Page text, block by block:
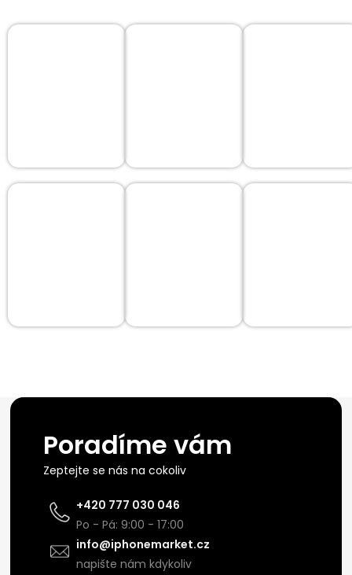
Poradíme vám
Zeptejte se nás na cokoliv
+420 777 030 046
Po - Pá: 9:00 - 17:00
info@iphonemarket.cz
napište nám kdykoliv